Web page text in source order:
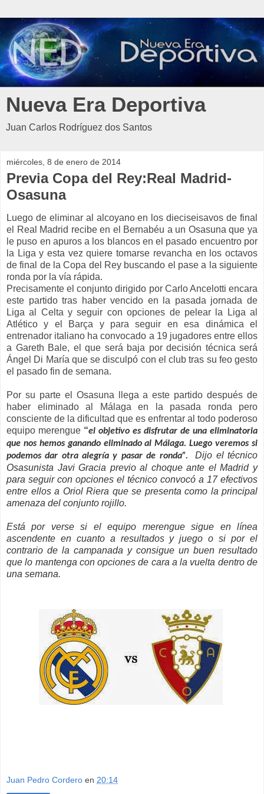
Nueva Era Deportiva
Juan Carlos Rodríguez dos Santos
miércoles, 8 de enero de 2014
Previa Copa del Rey:Real Madrid-
Osasuna
Luego de eliminar al alcoyano en los dieciseisavos de final
el Real Madrid recibe en el Bernabéu a un Osasuna que ya
le puso en apuros a los blancos en el pasado encuentro por
la Liga y esta vez quiere tomarse revancha en los octavos
de final de la Copa del Rey buscando el pase a la siguiente
ronda por la vía rápida.
Precisamente el conjunto dirigido por Carlo Ancelotti encara
este partido tras haber vencido en la pasada jornada de
Liga al Celta y seguir con opciones de pelear la Liga al
Atlético y el Barça y para seguir en esa dinámica el
entrenador italiano ha convocado a 19 jugadores entre ellos
a Gareth Bale, el que será baja por decisión técnica será
Ángel Di María que se disculpó con el club tras su feo gesto
el pasado fin de semana.
Por su parte el Osasuna llega a este partido después de
haber eliminado al Málaga en la pasada ronda pero
consciente de la dificultad que es enfrentar al todo poderoso
equipo merengue “el objetivo es disfrutar de una eliminatoria
que nos hemos ganando eliminado al Málaga. Luego veremos si
podemos dar otra alegría y pasar de ronda”.
Dijo el técnico
Osasunista Javi Gracia previo al choque ante el Madrid y
para seguir con opciones el técnico convocó a 17 efectivos
entre ellos a Oriol Riera que se presenta como la principal
amenaza del conjunto rojillo.
Está por verse si el equipo merengue sigue en línea
ascendente en cuanto a resultados y juego o si por el
contrario de la campanada y consigue un buen resultado
que lo mantenga con opciones de cara a la vuelta dentro de
una semana.
Juan Pedro Cordero en 20:14